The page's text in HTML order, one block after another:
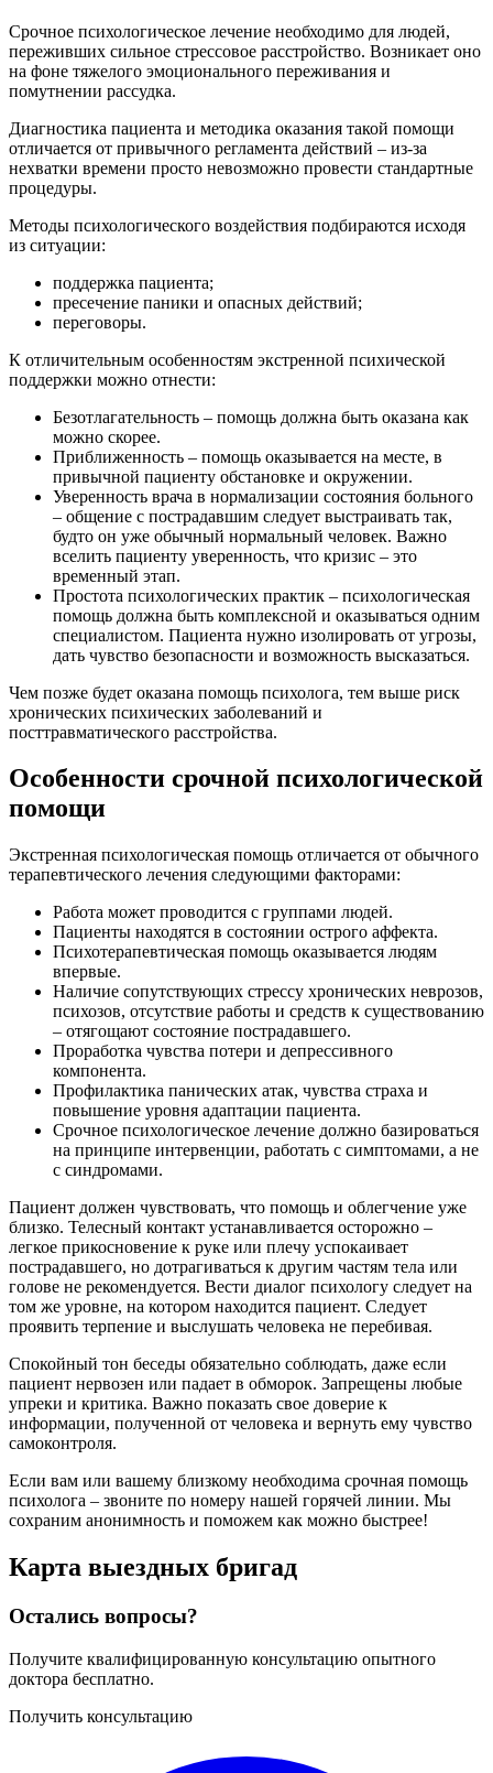
Срочное психологическое лечение необходимо для людей,
переживших сильное стрессовое расстройство. Возникает оно
на фоне тяжелого эмоционального переживания и
помутнении рассудка.
Диагностика пациента и методика оказания такой помощи
отличается от привычного регламента действий – из-за
нехватки времени просто невозможно провести стандартные
процедуры.
Методы психологического воздействия подбираются исходя
из ситуации:
поддержка пациента;
пресечение паники и опасных действий;
переговоры.
К отличительным особенностям экстренной психической
поддержки можно отнести:
Безотлагательность – помощь должна быть оказана как
можно скорее.
Приближенность – помощь оказывается на месте, в
привычной пациенту обстановке и окружении.
Уверенность врача в нормализации состояния больного
– общение с пострадавшим следует выстраивать так,
будто он уже обычный нормальный человек. Важно
вселить пациенту уверенность, что кризис – это
временный этап.
Простота психологических практик – психологическая
помощь должна быть комплексной и оказываться одним
специалистом. Пациента нужно изолировать от угрозы,
дать чувство безопасности и возможность высказаться.
Чем позже будет оказана помощь психолога, тем выше риск
хронических психических заболеваний и
посттравматического расстройства.
Особенности срочной психологической
помощи
Экстренная психологическая помощь отличается от обычного
терапевтического лечения следующими факторами:
Работа может проводится с группами людей.
Пациенты находятся в состоянии острого аффекта.
Психотерапевтическая помощь оказывается людям
впервые.
Наличие сопутствующих стрессу хронических неврозов,
психозов, отсутствие работы и средств к существованию
– отягощают состояние пострадавшего.
Проработка чувства потери и депрессивного
компонента.
Профилактика панических атак, чувства страха и
повышение уровня адаптации пациента.
Срочное психологическое лечение должно базироваться
на принципе интервенции, работать с симптомами, а не
с синдромами.
Пациент должен чувствовать, что помощь и облегчение уже
близко. Телесный контакт устанавливается осторожно –
легкое прикосновение к руке или плечу успокаивает
пострадавшего, но дотрагиваться к другим частям тела или
голове не рекомендуется. Вести диалог психологу следует на
том же уровне, на котором находится пациент. Следует
проявить терпение и выслушать человека не перебивая.
Спокойный тон беседы обязательно соблюдать, даже если
пациент нервозен или падает в обморок. Запрещены любые
упреки и критика. Важно показать свое доверие к
информации, полученной от человека и вернуть ему чувство
самоконтроля.
Если вам или вашему близкому необходима срочная помощь
психолога – звоните по номеру нашей горячей линии. Мы
сохраним анонимность и поможем как можно быстрее!
Карта выездных бригад
Остались вопросы?
Получите квалифицированную консультацию опытного
доктора бесплатно.
Получить консультацию